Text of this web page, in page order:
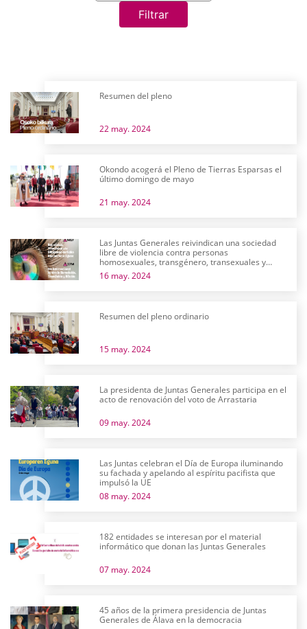
Filtrar
Resumen del pleno
22 may. 2024
Okondo acogerá el Pleno de Tierras Esparsas el
último domingo de mayo
21 may. 2024
Las Juntas Generales reivindican una sociedad
libre de violencia contra personas
homosexuales, transgénero, transexuales y
bisexuales
16 may. 2024
Resumen del pleno ordinario
15 may. 2024
La presidenta de Juntas Generales participa en el
acto de renovación del voto de Arrastaria
09 may. 2024
Las Juntas celebran el Día de Europa iluminando
su fachada y apelando al espíritu pacifista que
impulsó la UE
08 may. 2024
182 entidades se interesan por el material
informático que donan las Juntas Generales
07 may. 2024
45 años de la primera presidencia de Juntas
Generales de Álava en la democracia